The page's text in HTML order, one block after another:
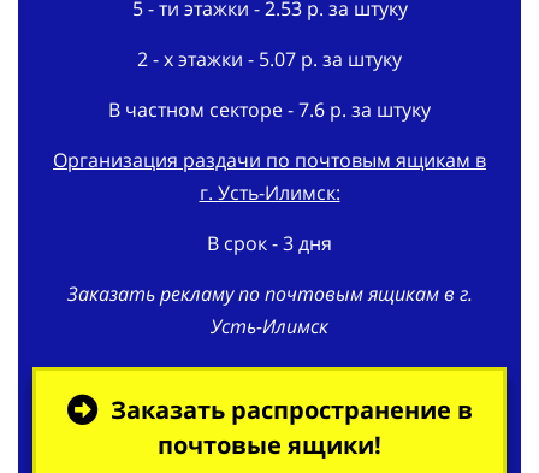
2 - х этажки - 5.07 р. за штуку
В частном секторе - 7.6 р. за штуку
Организация раздачи по почтовым ящикам в
В срок - 3 дня
Заказать рекламу по почтовым ящикам в г.
Заказать распространение в
почтовые ящики!